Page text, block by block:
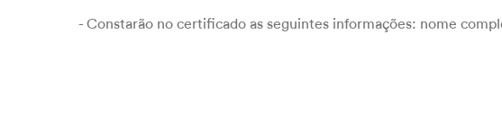
- Constarão no certificado as seguintes informações: nome